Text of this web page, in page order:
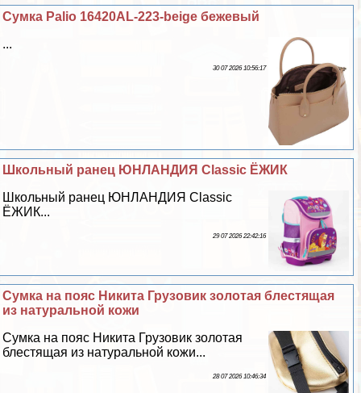
Сумка Palio 16420AL-223-beige бежевый
...
30 07 2026 10:56:17
Школьный ранец ЮНЛАНДИЯ Classic ЁЖИК
Школьный ранец ЮНЛАНДИЯ Classic
ЁЖИК...
29 07 2026 22:42:16
Сумка на пояс Никита Грузовик золотая блестящая
из натуральной кожи
Сумка на пояс Никита Грузовик золотая
блестящая из натуральной кожи...
28 07 2026 10:46:34